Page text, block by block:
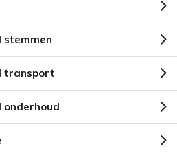
stemmen
transport
onderhoud